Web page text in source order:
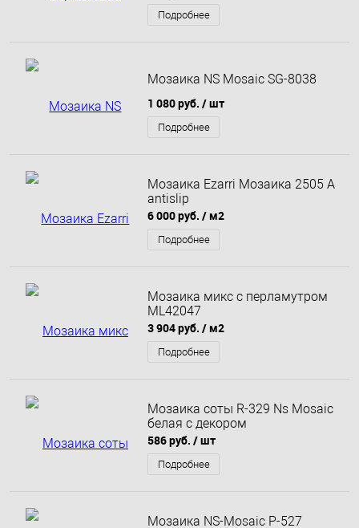
Подробнее
Мозаика NS Mosaic SG-8038
1 080 руб. / шт
Подробнее
Мозаика Ezarri Мозаика 2505 А
antislip
6 000 руб. / м2
Подробнее
Мозаика микс с перламутром
ML42047
3 904 руб. / м2
Подробнее
Мозаика соты R-329 Ns Mosaic
белая с декором
586 руб. / шт
Подробнее
Мозаика NS-Mosaic P-527